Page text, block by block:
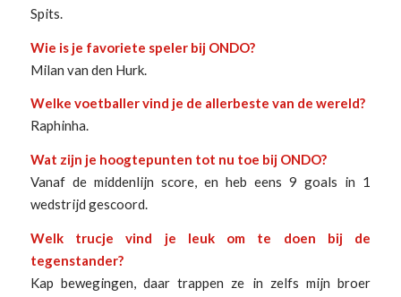
Spits.
Wie is je favoriete speler bij ONDO?
Milan van den Hurk.
Welke voetballer vind je de allerbeste van de wereld?
Raphinha.
Wat zijn je hoogtepunten tot nu toe bij ONDO?
Vanaf de middenlijn score, en heb eens 9 goals in 1
wedstrijd gescoord.
Welk trucje vind je leuk om te doen bij de
tegenstander?
Kap bewegingen, daar trappen ze in zelfs mijn broer